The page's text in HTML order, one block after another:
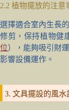
2.2 植物擺放的注意
選擇適合室內生長
修剪，保持植物健
位），能夠吸引財
影響設備運作。
3. 文具擺設的風水